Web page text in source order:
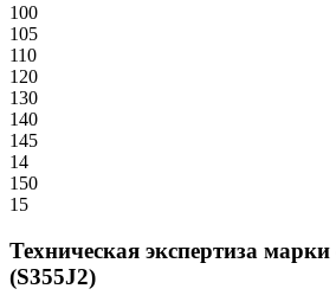
100
105
110
120
130
140
145
14
150
15
Техническая экспертиза
(S355J2)